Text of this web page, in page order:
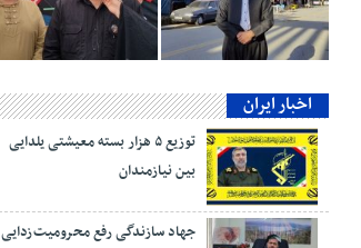
اخبار ایران
توزیع ۵ هزار بسته معیشتی یلدایی
بین نیازمندان
جهاد سازندگی رفع محرومیت‌زدایی